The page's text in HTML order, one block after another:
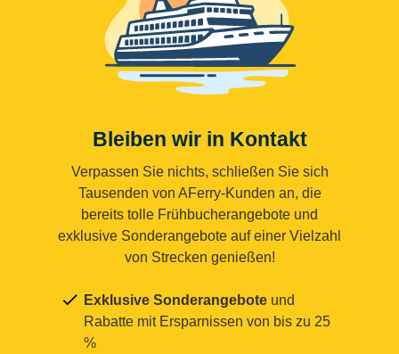
Bleiben wir in Kontakt
Verpassen Sie nichts, schließen Sie sich
Tausenden von AFerry-Kunden an, die
bereits tolle Frühbucherangebote und
exklusive Sonderangebote auf einer Vielzahl
von Strecken genießen!
Exklusive Sonderangebote und
Rabatte mit Ersparnissen von bis zu 25
%